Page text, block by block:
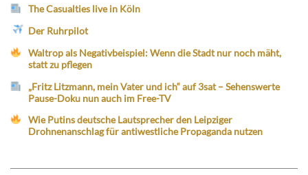
The Casualties live in Köln
Der Ruhrpilot
Waltrop als Negativbeispiel: Wenn die Stadt nur noch mäht,
statt zu pflegen
„Fritz Litzmann, mein Vater und ich“ auf 3sat – Sehenswerte
Pause-Doku nun auch im Free-TV
Wie Putins deutsche Lautsprecher den Leipziger
Drohnenanschlag für antiwestliche Propaganda nutzen